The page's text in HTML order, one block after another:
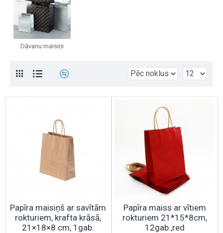
Dāvanu maisiņi
Papīra maisiņš ar savītām
rokturiem, krafta krāsā,
21×18×8 cm, 1gab.
Papīra maiss ar vītiem
rokturiem 21*15*8cm,
12gab.,red